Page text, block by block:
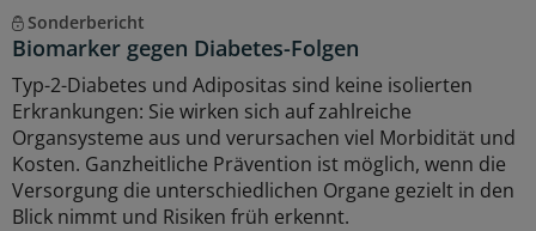
Sonderbericht
Biomarker gegen Diabetes-Folgen
Typ-2-Diabetes und Adipositas sind keine isolierten
Erkrankungen: Sie wirken sich auf zahlreiche
Organsysteme aus und verursachen viel Morbidität und
Kosten. Ganzheitliche Prävention ist möglich, wenn die
Versorgung die unterschiedlichen Organe gezielt in den
Blick nimmt und Risiken früh erkennt.